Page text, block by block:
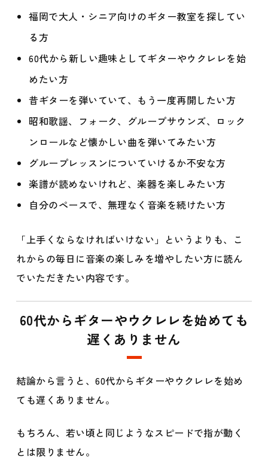
福岡で大人・シニア向けのギター教室を探してい
る方
60代から新しい趣味としてギターやウクレレを始
めたい方
昔ギターを弾いていて、もう一度再開したい方
昭和歌謡、フォーク、グループサウンズ、ロック
ンロールなど懐かしい曲を弾いてみたい方
グループレッスンについていけるか不安な方
楽譜が読めないけれど、楽器を楽しみたい方
自分のペースで、無理なく音楽を続けたい方
「上手くならなければいけない」というよりも、こ
れからの毎日に音楽の楽しみを増やしたい方に読ん
でいただきたい内容です。
60代からギターやウクレレを始めても
遅くありません
結論から言うと、60代からギターやウクレレを始め
ても遅くありません。
もちろん、若い頃と同じようなスピードで指が動く
とは限りません。